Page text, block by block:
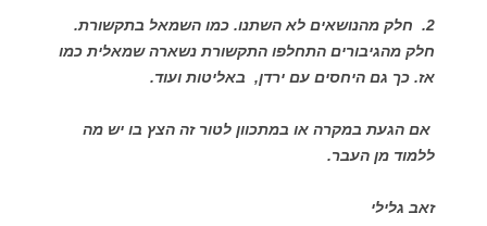
2. חלק מהנושאים לא השתנו. כמו השמאל בתקשורת.
חלק מהגיבורים התחלפו התקשורת נשארה שמאלית כמו
אז. כך גם היחסים עם ירדן, באליטות ועוד.
אם הגעת במקרה או במתכוון לטור זה הצץ בו יש מה
ללמוד מן העבר.
זאב גלילי